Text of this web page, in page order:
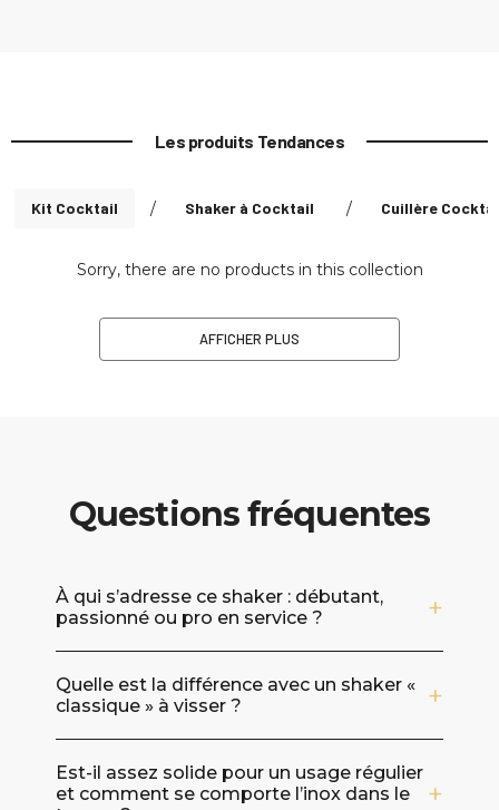
Les produits Tendances
Kit Cocktail / Shaker à Cocktail / Cuillère
Sorry, there are no products in this collection
AFFICHER PLUS
Questions fréquentes
À qui s’adresse ce shaker : débutant,
passionné ou pro en service ?
des outils de bar professionnels mise sur la
simplicité d’exécution et l’efficacité : on prend
rapidement le geste en main à la maison,
tout en gardant une réponse fiable pour un
usage plus soutenu en bar ou en
Quelle est la différence avec un shaker «
classique » à visser ?
fluidité de service : on assemble, on shake,
puis on ouvre et on envoie. Il est aussi
Est-il assez solide pour un usage régulier
et comment se comporte l’inox dans le